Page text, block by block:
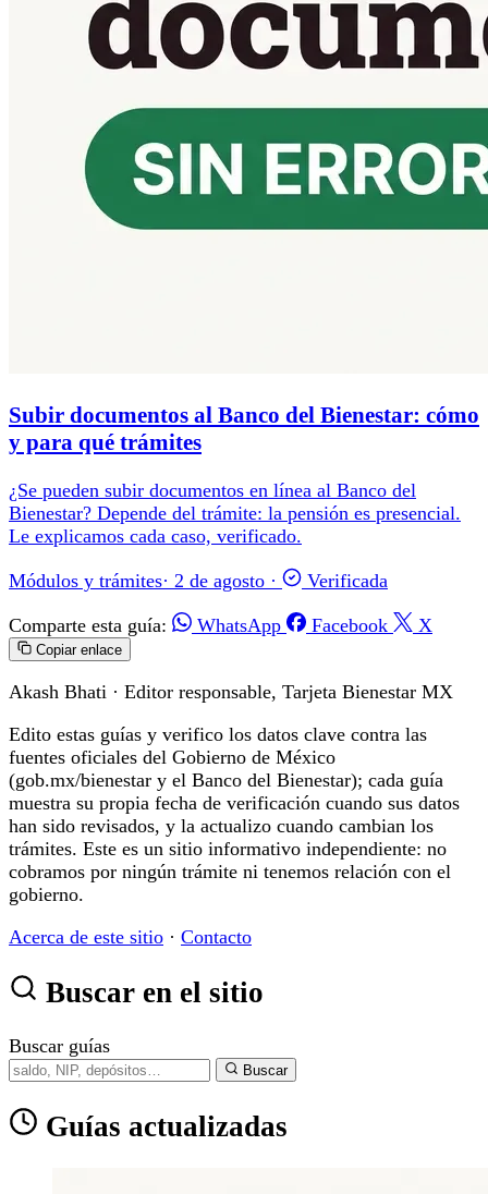
Subir documentos al Banco del Bienestar: cómo
y para qué trámites
¿Se pueden subir documentos en línea al Banco del
Bienestar? Depende del trámite: la pensión es presencial.
Le explicamos cada caso, verificado.
Módulos y trámites· 2 de agosto · Verificada
Comparte esta guía: WhatsApp Facebook X
Copiar enlace
Akash Bhati · Editor responsable, Tarjeta Bienestar MX
Edito estas guías y verifico los datos clave contra las
fuentes oficiales del Gobierno de México
(gob.mx/bienestar y el Banco del Bienestar); cada guía
muestra su propia fecha de verificación cuando sus datos
han sido revisados, y la actualizo cuando cambian los
trámites. Este es un sitio informativo independiente: no
cobramos por ningún trámite ni tenemos relación con el
gobierno.
Acerca de este sitio · Contacto
Buscar en el sitio
Buscar guías
Buscar
Guías actualizadas